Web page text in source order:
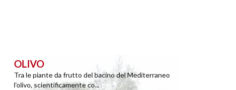
OLIVO
Tra le piante da frutto del bacino del Mediterraneo
l’olivo, scientificamente co...